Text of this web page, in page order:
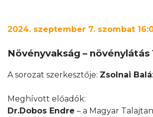
2024. szeptember 7. szombat
Növényvakság –
A sorozat szerkesztője: Zsolnai
Meghívott előadók:
Dr.Dobos Endre – a Magyar